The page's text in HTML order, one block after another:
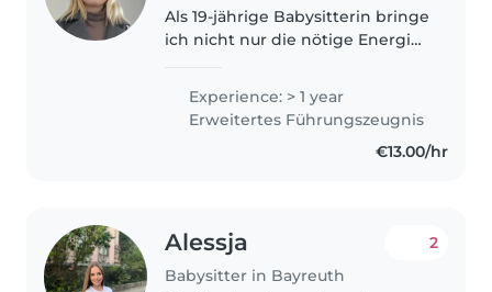
Als 19-jährige Babysitterin bringe
ich nicht nur die nötige Energie
hohes Maß an Zuverlässigkeit
und praktischer Erfahrung.
Experience: > 1 year
Erweitertes Führungszeugnis
€13.00/hr
Alessja
Babysitter in Bayreuth
2